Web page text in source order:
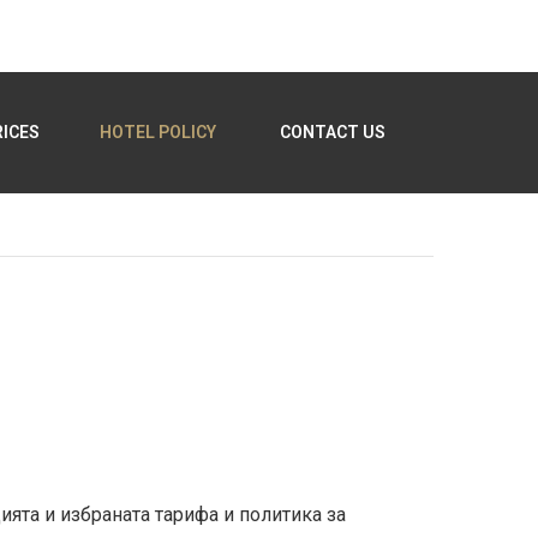
HOTEL POLICY CONTACT US
и избраната тарифа и политика за